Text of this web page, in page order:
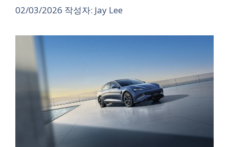
02/03/2026 작성자: Jay Lee